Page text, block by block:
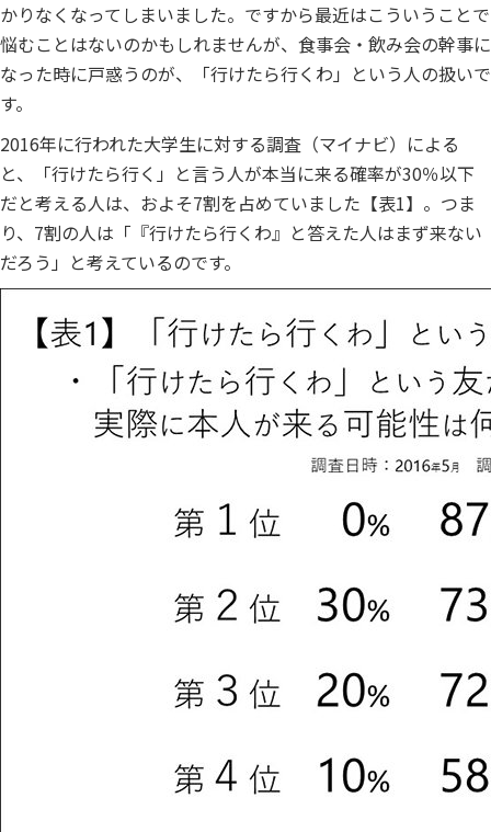
かりなくなってしまいました。ですから最近はこういうことで
悩むことはないのかもしれませんが、食事会・飲み会の幹事に
なった時に戸惑うのが、「行けたら行くわ」という人の扱いで
す。
2016年に行われた大学生に対する調査（マイナビ）による
と、「行けたら行く」と言う人が本当に来る確率が30％以下
だと考える人は、およそ7割を占めていました【表1】。つま
り、7割の人は「『行けたら行くわ』と答えた人はまず来ない
だろう」と考えているのです。